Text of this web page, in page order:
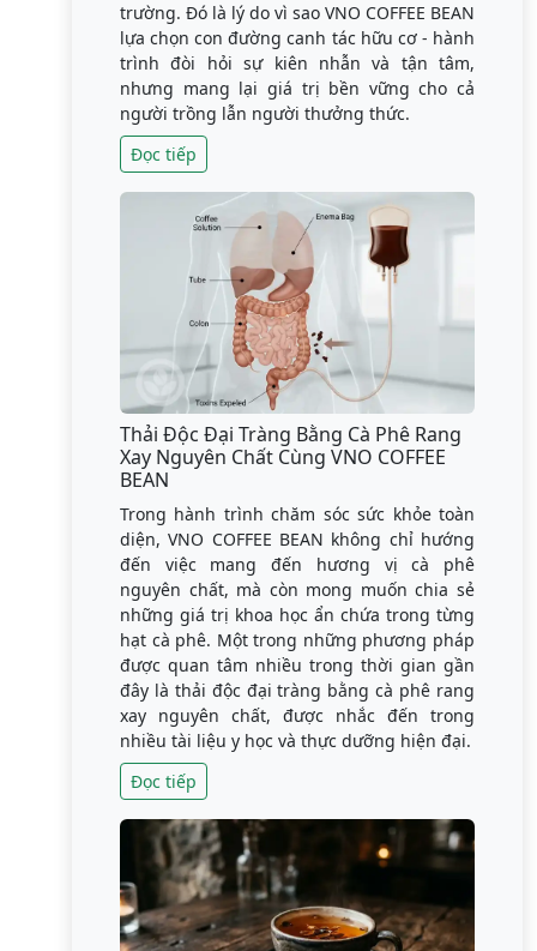
trường. Đó là lý do vì sao VNO COFFEE BEAN
lựa chọn con đường canh tác hữu cơ - hành
trình đòi hỏi sự kiên nhẫn và tận tâm,
nhưng mang lại giá trị bền vững cho cả
người trồng lẫn người thưởng thức.
Đọc tiếp
Thải Độc Đại Tràng Bằng Cà Phê Rang
Xay Nguyên Chất Cùng VNO COFFEE
BEAN
Trong hành trình chăm sóc sức khỏe toàn
diện, VNO COFFEE BEAN không chỉ hướng
đến việc mang đến hương vị cà phê
nguyên chất, mà còn mong muốn chia sẻ
những giá trị khoa học ẩn chứa trong từng
hạt cà phê. Một trong những phương pháp
được quan tâm nhiều trong thời gian gần
đây là thải độc đại tràng bằng cà phê rang
xay nguyên chất, được nhắc đến trong
nhiều tài liệu y học và thực dưỡng hiện đại.
Đọc tiếp